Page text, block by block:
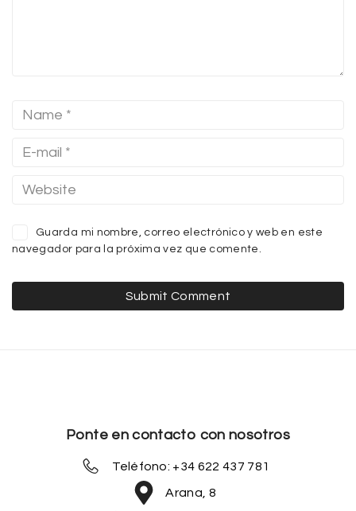
Guarda mi nombre, correo electrónico y web en este
navegador para la próxima vez que comente.
Ponte en contacto con nosotros
Teléfono: +34 622 437 781
Arana, 8